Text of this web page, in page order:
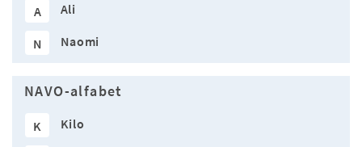
A Ali
N Naomi
NAVO-alfabet
K Kilo